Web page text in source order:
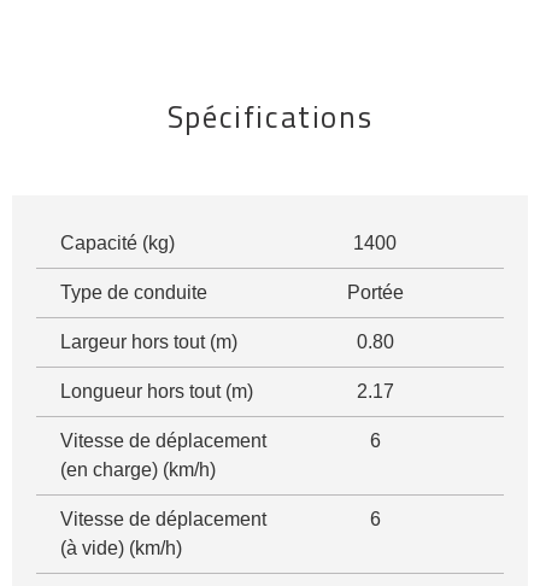
Spécifications
Capacité (kg) 1400
Type de conduite Portée
Largeur hors tout (m) 0.80
Longueur hors tout (m) 2.17
Vitesse de déplacement
(en charge) (km/h)
6
Vitesse de déplacement
(à vide) (km/h)
6